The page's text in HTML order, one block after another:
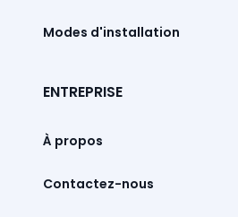
Modes d'installation
ENTREPRISE
À propos
Contactez-nous